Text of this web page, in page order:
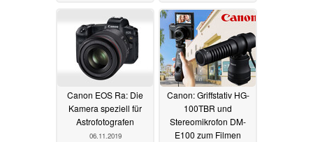
Canon EOS Ra: Die
Kamera speziell für
Astrofotografen
06.11.2019
Canon: Griffstativ HG-
100TBR und
Stereomikrofon DM-
E100 zum Filmen